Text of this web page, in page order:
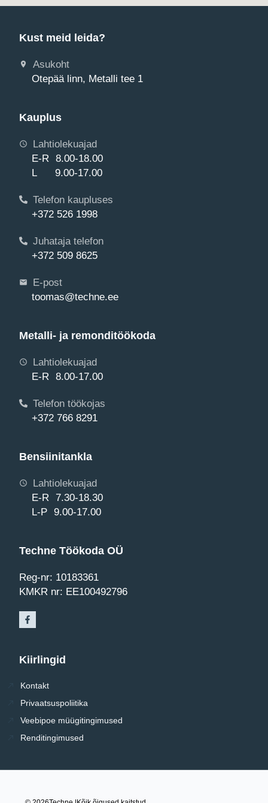
Kust meid leida?
Asukoht
Otepää linn, Metalli tee 1
Kauplus
Lahtiolekuajad
E-R 8.00-18.00
L 9.00-17.00
Telefon kaupluses
+372 526 1998
Juhataja telefon
+372 509 8625
E-post
toomas@techne.ee
Metalli- ja remonditöökoda
Lahtiolekuajad
E-R 8.00-17.00
Telefon töökojas
+372 766 8291
Bensiinitankla
Lahtiolekuajad
E-R 7.30-18.30
L-P 9.00-17.00
Techne Töökoda OÜ
Reg-nr: 10183361
KMKR nr: EE100492796
Kiirlingid
Kontakt
Privaatsuspoliitika
Veebipoe müügitingimused
Renditingimused